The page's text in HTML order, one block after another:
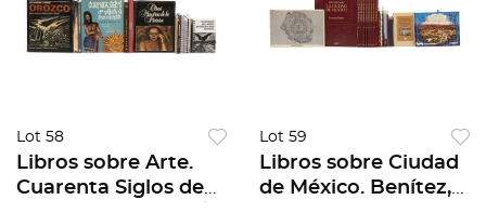
Lot 58
Libros sobre Arte.
Cuarenta Siglos de
Lot 59
Libros sobre Ciudad
de México. Benítez,